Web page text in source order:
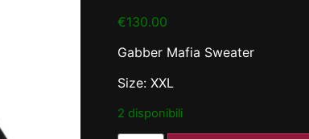
€130.00
Gabber Mafia Sweater
Size: XXL
2 disponibili